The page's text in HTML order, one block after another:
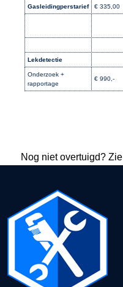
Gasleidingperstarief € 335,00
Lekdetectie
Onderzoek +
rapportage
€ 990,-
Nog niet overtuigd? Zie